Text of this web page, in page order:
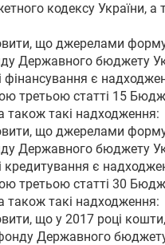
кодексу України, а
що джерелами
Державного бюджету
фінансування є
третьою статті 15
також такі надходження:
що джерелами
Державного бюджету
кредитування є
третьою статті 30
також такі надходження:
що у 2017 році
Державного